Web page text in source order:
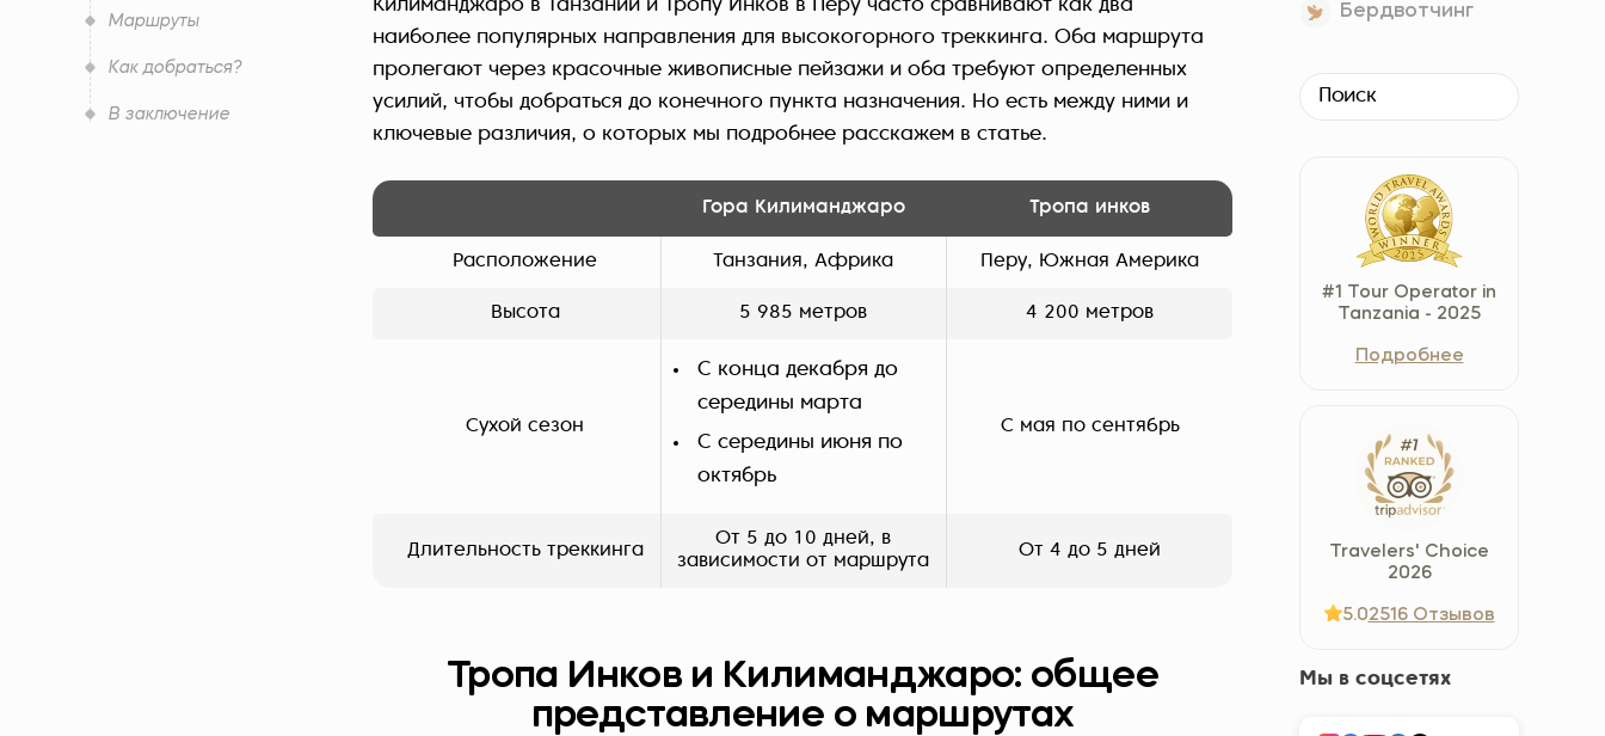
Suomi (Suomi)
Italy (Italiano)
Latvia (Latviešu)
Nederland (Nederlands)
North Macedonia (Македонски)
Россия (Русский)
Україна (Українська)
Маршруты
Как добраться?
В заключение
Килиманджаро в Танзании и Тропу Инков в Перу часто сравнивают как два
наиболее популярных направления для высокогорного треккинга. Оба маршрута
пролегают через красочные живописные пейзажи и оба требуют определенных
усилий, чтобы добраться до конечного пункта назначения. Но есть между ними и
ключевые различия, о которых мы подробнее расскажем в статье.
Гора Килиманджаро Тропа инков
Расположение Танзания, Африка Перу, Южная Америка
Высота 5 985 метров 4 200 метров
Сухой сезон
С конца декабря до
середины марта
С середины июня по
октябрь
С мая по сентябрь
Длительность треккинга
От 5 до 10 дней, в
зависимости от маршрута
От 4 до 5 дней
Тропа Инков и Килиманджаро: общее
представление о маршрутах
Бердвотчинг
#1 Tour Operator in
Tanzania - 2025
Подробнее
Travelers' Choice
2026
5.02516 Отзывов
Мы в соцсетях